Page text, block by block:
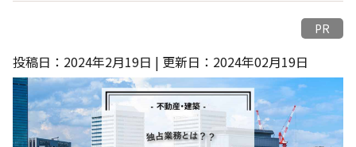
PR
投稿日：2024年2月19日 | 更新日：2024年02月19日